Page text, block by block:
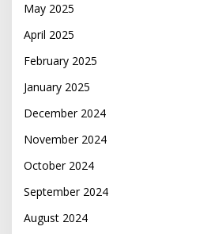
May 2025
April 2025
February 2025
January 2025
December 2024
November 2024
October 2024
September 2024
August 2024